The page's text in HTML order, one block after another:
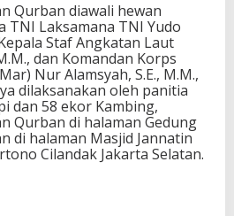
Qurban diawali hewan
TNI Laksamana TNI Yudo
Staf Angkatan Laut
dan Komandan Korps
Nur Alamsyah, S.E., M.M.,
dilaksanakan oleh panitia
dan 58 ekor Kambing,
Qurban di halaman Gedung
di halaman Masjid Jannatin
Cilandak Jakarta Selatan.